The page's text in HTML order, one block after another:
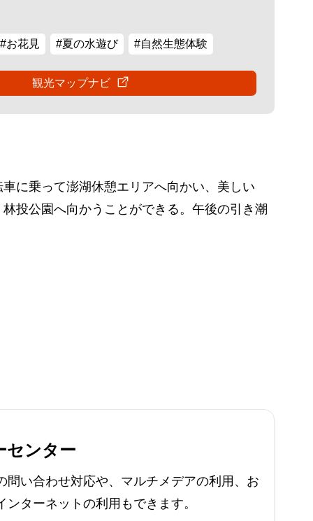
#お花見 #夏の水遊び #自然生態体験
観光マップナビ
に乗って澎湖休憩エリアへ向かい、美しい
投公園へ向かうことができる。午後の引き潮
センター
い合わせ対応や、マルチメデアの利用、お
ターネットの利用もできます。